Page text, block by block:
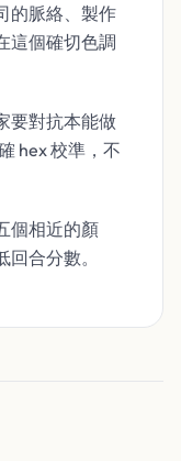
的脈絡、製作
這個確切色調
要對抗本能做
hex 校準，不
個相近的顏
合分數。